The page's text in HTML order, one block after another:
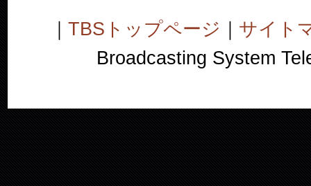
TBSトップページ
サイト
Broadcasting System